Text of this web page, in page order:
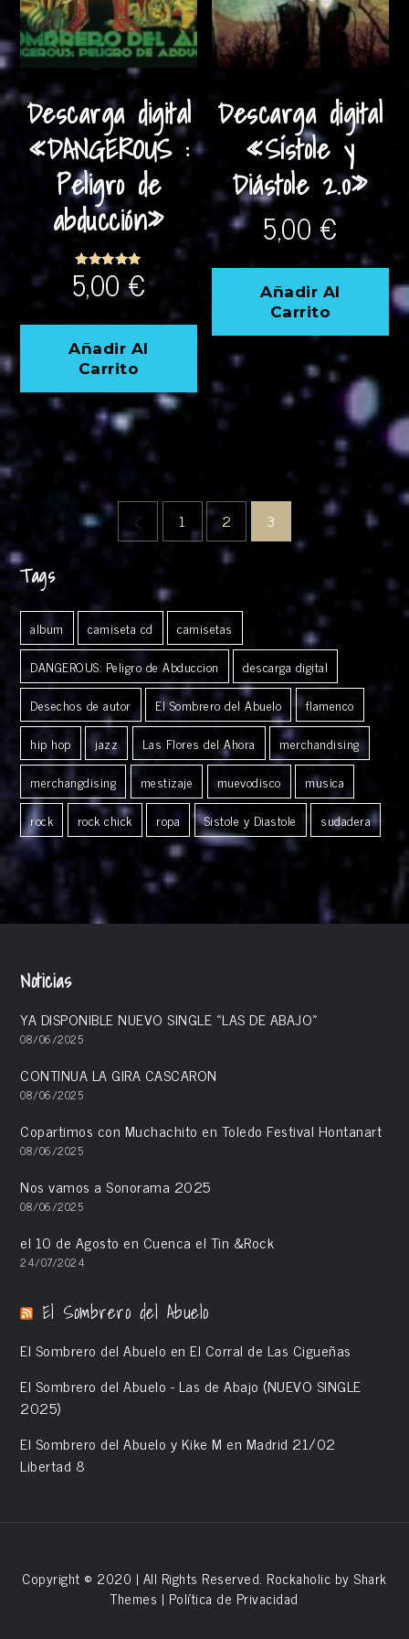
Descarga digital
«DANGEROUS :
Peligro de
abducción»
Valorado
con
5.00
5,00€
Añadir Al
Carrito
Descarga digital
«Sístole y
Diástole 2.0»
5,00€
Añadir Al
Carrito
Paginación
de
entradas
1 2 3
Tags
album camiseta cd
camisetas
DANGEROUS: Peligro de Abduccion
descarga digital
Desechos de autor
El Sombrero del Abuelo
flamenco
hip hop
jazz Las Flores del Ahora
merchandising
merchangdising
mestizaje muevodisco
musica
rock
rock chick ropa Sistole y Diastole sudadera
Noticias
YA DISPONIBLE NUEVO SINGLE «LAS DE ABAJO»
08/06/2025
CONTINUA LA GIRA CASCARON
08/06/2025
Copartimos con Muchachito en Toledo Festival Hontanart
08/06/2025
Nos vamos a Sonorama 2025
08/06/2025
el 10 de Agosto en Cuenca el Tin &Rock
24/07/2024
El Sombrero del Abuelo
El Sombrero del Abuelo en El Corral de Las Cigueñas
El Sombrero del Abuelo - Las de Abajo (NUEVO SINGLE
2025)
El Sombrero del Abuelo y Kike M en Madrid 21/02
Libertad 8
Copyright © 2020 | All Rights Reserved. Rockaholic by Shark
Themes | Política de Privacidad